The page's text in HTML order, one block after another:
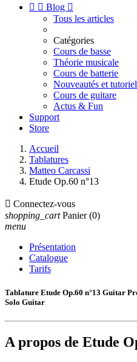
  Blog 
Tous les articles
Catégories
Cours de basse
Théorie musicale
Cours de batterie
Nouveautés et
Cours de guitare
Actus & Fun
Support
Store
Accueil
Tablatures
Matteo Carcassi
Etude Op.60 n°13
 Connectez-vous
shopping_cart Panier (0)
menu
Présentation
Catalogue
Tarifs
Tablature Etude Op.60 n°13 Guitar
Solo Guitar
A propos de Etude